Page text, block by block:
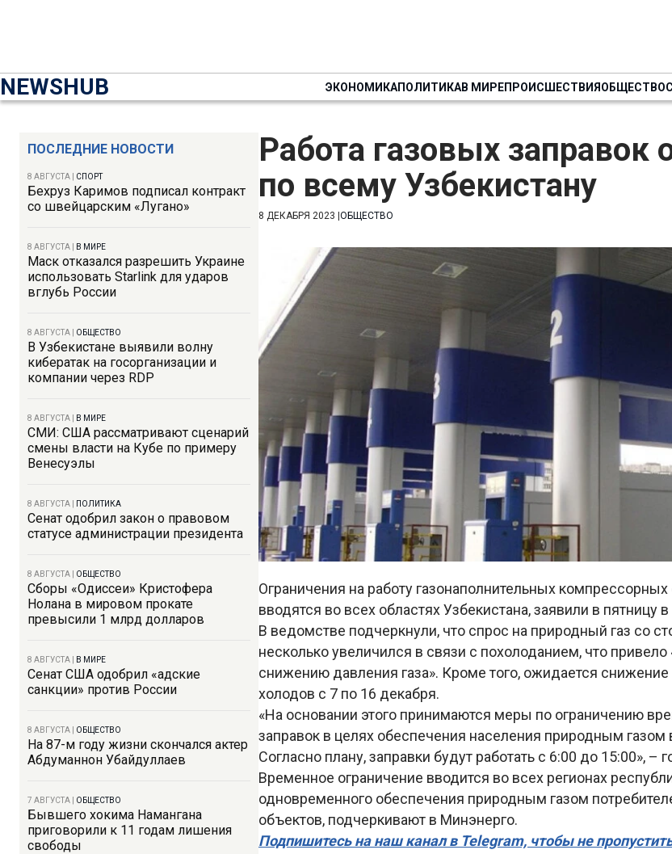
NEWSHUB ЭКОНОМИКАПОЛИТИКАВ МИРЕПРОИСШЕСТВИЯОБЩЕСТВО
ПОСЛЕДНИЕ НОВОСТИ
8 АВГУСТА СПОРТ
Бехруз Каримов подписал контракт
со швейцарским «Лугано»
8 АВГУСТА В МИРЕ
Маск отказался разрешить Украине
использовать Starlink для ударов
вглубь России
8 АВГУСТА ОБЩЕСТВО
В Узбекистане выявили волну
кибератак на госорганизации и
компании через RDP
8 АВГУСТА В МИРЕ
СМИ: США рассматривают сценарий
смены власти на Кубе по примеру
Венесуэлы
8 АВГУСТА ПОЛИТИКА
Сенат одобрил закон о правовом
статусе администрации президента
8 АВГУСТА ОБЩЕСТВО
Сборы «Одиссеи» Кристофера
Нолана в мировом прокате
превысили 1 млрд долларов
8 АВГУСТА В МИРЕ
Сенат США одобрил «адские
санкции» против России
8 АВГУСТА ОБЩЕСТВО
На 87-м году жизни скончался актер
Абдуманнон Убайдуллаев
7 АВГУСТА ОБЩЕСТВО
Бывшего хокима Намангана
приговорили к 11 годам лишения
свободы
Работа газовых заправок
по всему Узбекистану
8 ДЕКАБРЯ 2023 ОБЩЕСТВО
Ограничения на работу газонаполнительных
вводятся во всех областях Узбекистана, заявили в пятницу
В ведомстве подчеркнули, что спрос на природный газ со
несколько увеличился в связи с похолоданием, что привело
снижению давления газа». Кроме того, ожидается снижение
холодов с 7 по 16 декабря.
«На основании этого принимаются меры по ограничению
заправок в целях обеспечения населения природным
Согласно плану, заправки будут работать с 6:00 до 15:00», –
Временное ограничение вводится во всех регионах
одновременного обеспечения природным газом
объектов, подчеркивают в Минэнерго.
Подпишитесь на наш канал в Telegram, чтобы не